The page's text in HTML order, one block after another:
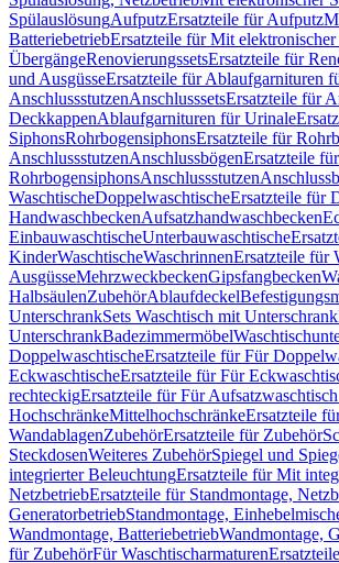
SpülauslösungAufputzErsatzteile für Aufputz
BatteriebetriebErsatzteile für Mit
ÜbergängeRenovierungssetsErsatzteile für
und AusgüsseErsatzteile für Ablaufgarnituren
AnschlussstutzenAnschlusssetsErsatzteile für
DeckkappenAblaufgarnituren für Urinale
SiphonsRohrbogensiphonsErsatzteile für
AnschlussstutzenAnschlussbögenErsatzteile
RohrbogensiphonsAnschlussstutzen
WaschtischeDoppelwaschtischeErsatzteile für
HandwaschbeckenAufsatzhandwaschbecken
EinbauwaschtischeUnterbauwaschtische
KinderWaschtischeWaschrinnenErsatzteile für
AusgüsseMehrzweckbeckenGipsfangbecken
HalbsäulenZubehörAblaufdeckel
UnterschrankSets Waschtisch mit Unterschrank
UnterschrankBadezimmermöbel
DoppelwaschtischeErsatzteile für Für
EckwaschtischeErsatzteile für Für
rechteckigErsatzteile für Für
HochschränkeMittelhochschränkeErsatzteile
WandablagenZubehörErsatzteile für Zubehör
SteckdosenWeiteres ZubehörSpiegel und
integrierter BeleuchtungErsatzteile für Mit
NetzbetriebErsatzteile für Standmontage,
GeneratorbetriebStandmontage,
Wandmontage, BatteriebetriebWandmontage,
für ZubehörFür Waschtischarmaturen